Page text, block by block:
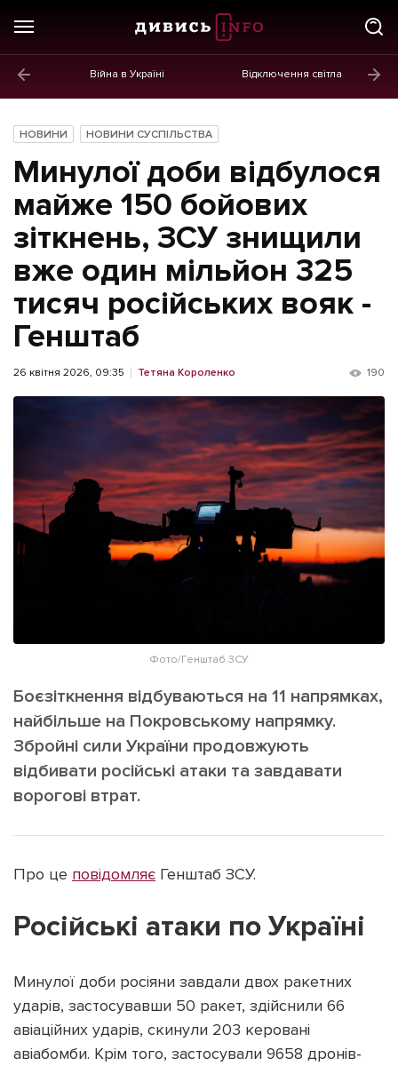
Війна в Україні Відключення світла
Новини
Політика
Економіка
Бізнес
Життя
Культура
Афіша
ІНШЕ
Картки
Репортаж
Розслідування
Погляди
Прес-релізи
Фото/Відео
Made in Lviv
[email protected] Реклама на сайті
Політика конфіденційності
Наші соц мережі
НОВИНИ НОВИНИ СУСПІЛЬСТВА
Минулої доби відбулося
майже 150 бойових
зіткнень, ЗСУ знищили
вже один мільйон 325
тисяч російських вояк -
Генштаб
26 квітня 2026, 09:35 Тетяна Короленко 190
Фото/Генштаб ЗСУ
Боєзіткнення відбуваються на 11 напрямках,
найбільше на Покровському напрямку.
Збройні сили України продовжують
відбивати російські атаки та завдавати
ворогові втрат.
Про це повідомляє Генштаб ЗСУ.
Російські атаки по Україні
Минулої доби росіяни завдали двох ракетних
ударів, застосувавши 50 ракет, здійснили 66
авіаційних ударів, скинули 203 керовані
авіабомби. Крім того, застосували 9658 дронів-